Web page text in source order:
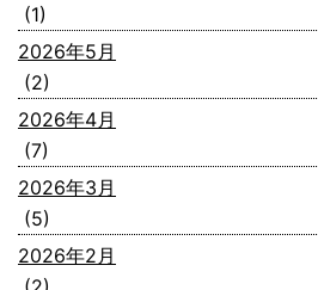
(1)
2026年5月
(2)
2026年4月
(7)
2026年3月
(5)
2026年2月